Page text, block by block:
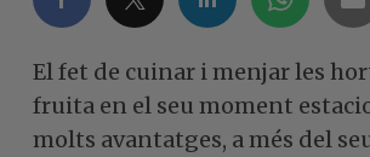
El fet de cuinar i menjar les
fruita en el seu moment
molts avantatges, a més del